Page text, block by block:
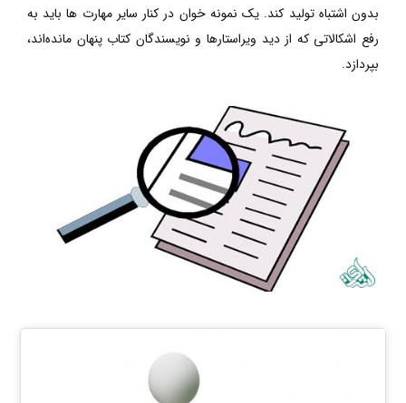
بدون اشتباه تولید کند. یک نمونه خوان در کنار سایر مهارت ها باید به
رفع اشکالاتی که از دید ویراستارها و نویسندگان کتاب پنهان مانده‌اند،
بپردازد.